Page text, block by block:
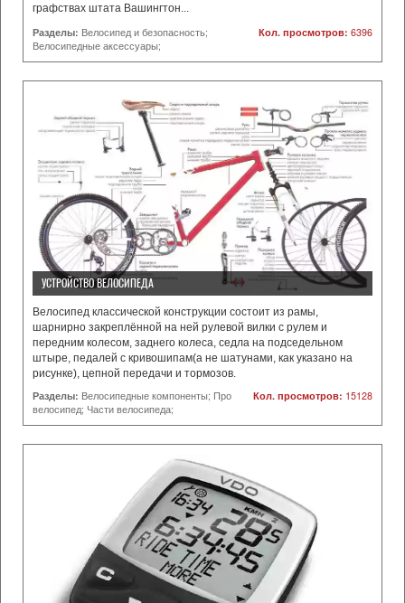
графствах штата Вашингтон...
Кол. просмотров: 6396
Разделы: Велосипед и безопасность;
Велосипедные аксессуары;
УСТРОЙСТВО ВЕЛОСИПЕДА
Велосипед классической конструкции состоит из рамы,
шарнирно закреплённой на ней рулевой вилки с рулем и
передним колесом, заднего колеса, седла на подседельном
штыре, педалей с кривошипам(а не шатунами, как указано на
рисунке), цепной передачи и тормозов.
Кол. просмотров: 15128
Разделы: Велосипедные компоненты; Про
велосипед; Части велосипеда;